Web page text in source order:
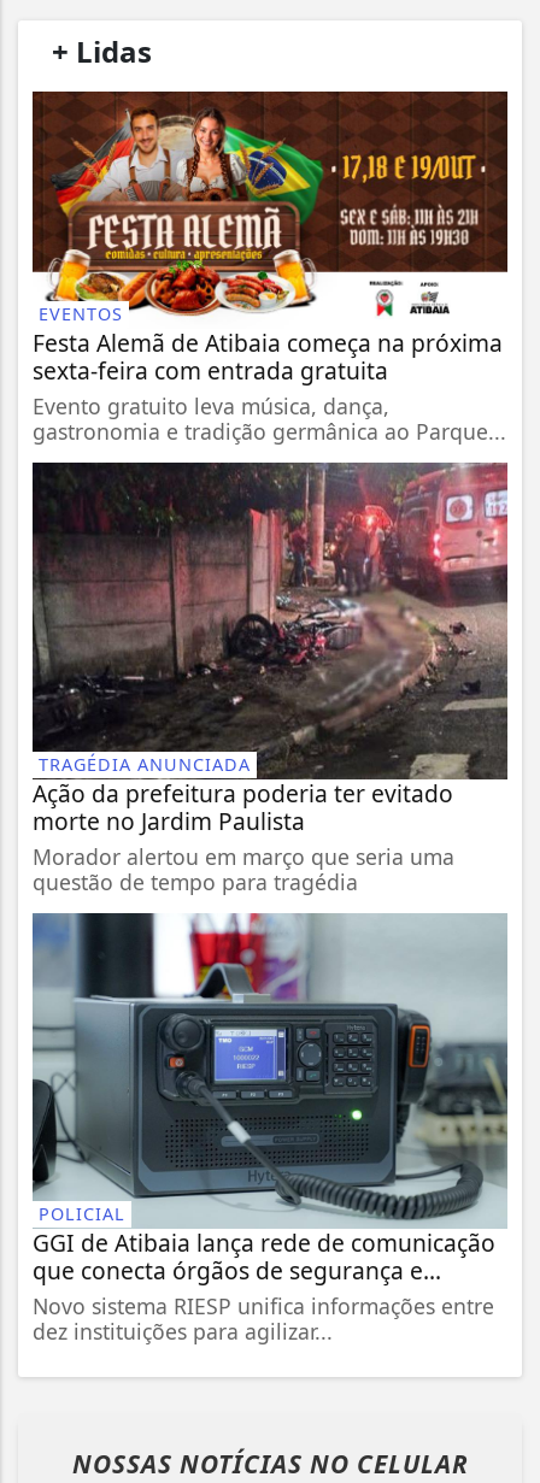
+ Lidas
EVENTOS
Festa Alemã de Atibaia começa na próxima
sexta-feira com entrada gratuita
Evento gratuito leva música, dança,
gastronomia e tradição germânica ao Parque...
TRAGÉDIA ANUNCIADA
Ação da prefeitura poderia ter evitado
morte no Jardim Paulista
Morador alertou em março que seria uma
questão de tempo para tragédia
POLICIAL
GGI de Atibaia lança rede de comunicação
que conecta órgãos de segurança e...
Novo sistema RIESP unifica informações entre
dez instituições para agilizar...
NOSSAS NOTÍCIAS NO CELULAR